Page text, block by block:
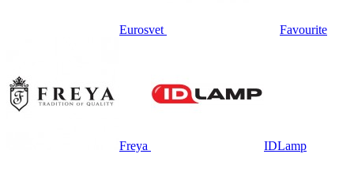
Eurosvet Favourite
Freya IDLamp